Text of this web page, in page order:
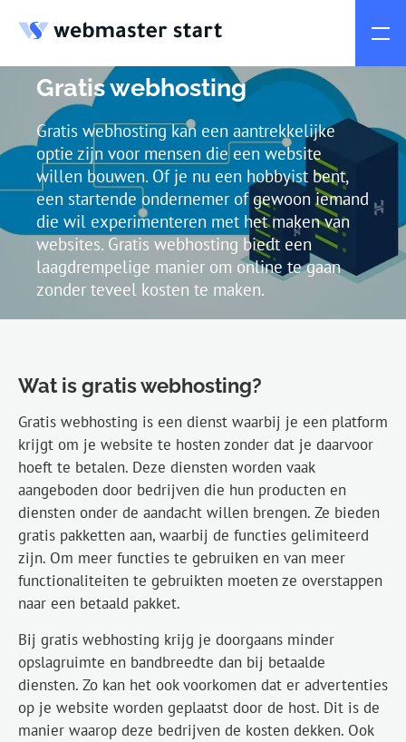
Gratis webhosting
Gratis webhosting kan een aantrekkelijke
optie zijn voor mensen die een website
willen bouwen. Of je nu een hobbyist bent,
een startende ondernemer of gewoon iemand
die wil experimenteren met het maken van
websites. Gratis webhosting biedt een
laagdrempelige manier om online te gaan
zonder teveel kosten te maken.
Wat is gratis webhosting?
Gratis webhosting is een dienst waarbij je een platform
krijgt om je website te hosten zonder dat je daarvoor
hoeft te betalen. Deze diensten worden vaak
aangeboden door bedrijven die hun producten en
diensten onder de aandacht willen brengen. Ze bieden
gratis pakketten aan, waarbij de functies gelimiteerd
zijn. Om meer functies te gebruiken en van meer
functionaliteiten te gebruikten moeten ze overstappen
naar een betaald pakket.
Bij gratis webhosting krijg je doorgaans minder
opslagruimte en bandbreedte dan bij betaalde
diensten. Zo kan het ook voorkomen dat er advertenties
op je website worden geplaatst door de host. Dit is de
manier waarop deze bedrijven de kosten dekken. Ook